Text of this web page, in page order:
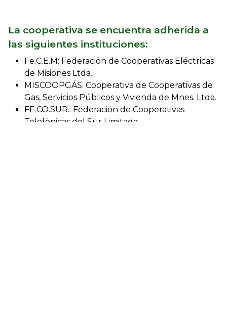
La cooperativa se encuentra adherida a
las siguientes instituciones:
Fe.C.E.M: Federación de Cooperativas Eléctricas
de Misiones Ltda.
MISCOOPGÁS: Cooperativa de Cooperativas de
Gas, Servicios Públicos y Vivienda de Mnes. Ltda.
FE.CO.SUR.: Federación de Cooperativas
Telefónicas del Sur Limitada.